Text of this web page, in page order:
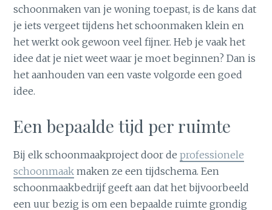
schoonmaken van je woning toepast, is de kans dat
je iets vergeet tijdens het schoonmaken klein en
het werkt ook gewoon veel fijner. Heb je vaak het
idee dat je niet weet waar je moet beginnen? Dan is
het aanhouden van een vaste volgorde een goed
idee.
Een bepaalde tijd per ruimte
Bij elk schoonmaakproject door deprofessionele
schoonmaak maken ze een tijdschema. Een
schoonmaakbedrijf geeft aan dat het bijvoorbeeld
een uur bezig is om een bepaalde ruimte grondig